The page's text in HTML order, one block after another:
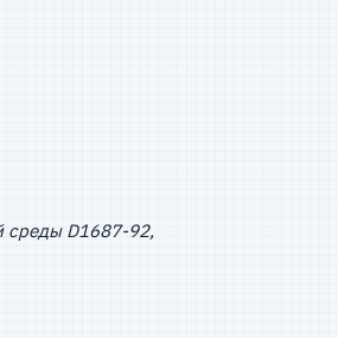
среды D1687-92,